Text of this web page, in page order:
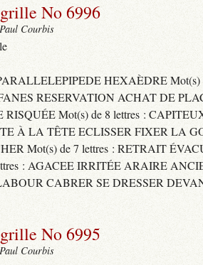
No 6996
Courbis
HEXAÈDRE Mot(s)
RESERVATION ACHAT DE
RISQUÉE Mot(s) de 8 lettres :
À LA TÊTE ECLISSER FIXER LA
Mot(s) de 7 lettres : RETRAIT
: AGACEE IRRITÉE ARAIRE
CABRER SE DRESSER
No 6995
Courbis